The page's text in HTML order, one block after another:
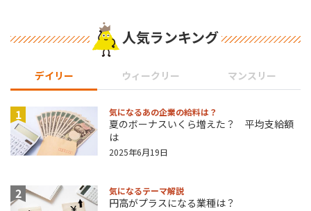
人気ランキング
デイリー ウィークリー マンスリー
1 気になるあの企業の給料は？
夏のボーナスいくら増えた？ 平均支給額
は
2025年6月19日
2 気になるテーマ解説
円高がプラスになる業種は？